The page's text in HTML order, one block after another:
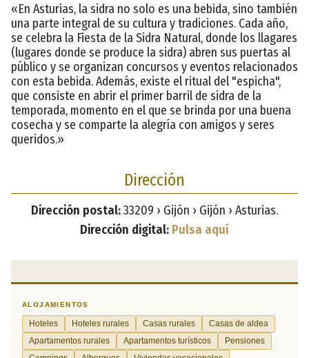
«En Asturias, la sidra no solo es una bebida, sino también
una parte integral de su cultura y tradiciones. Cada año,
se celebra la Fiesta de la Sidra Natural, donde los llagares
(lugares donde se produce la sidra) abren sus puertas al
público y se organizan concursos y eventos relacionados
con esta bebida. Además, existe el ritual del "espicha",
que consiste en abrir el primer barril de sidra de la
temporada, momento en el que se brinda por una buena
cosecha y se comparte la alegría con amigos y seres
queridos.»
Dirección
Dirección postal:33209 › Gijón › Gijón › Asturias.
Dirección digital: Pulsa aquí